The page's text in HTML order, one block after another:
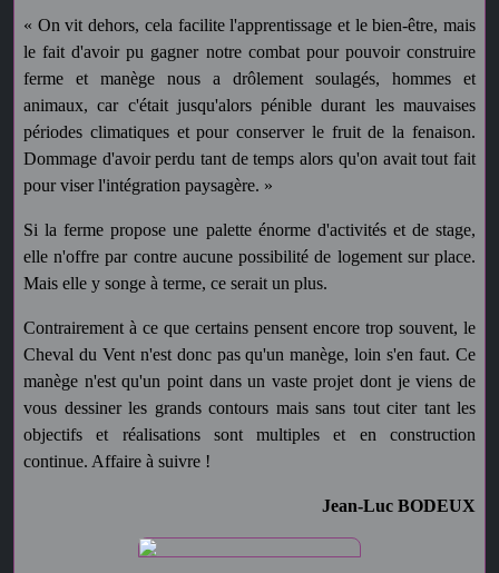
« On vit dehors, cela facilite l'apprentissage et le bien-être, mais
le fait d'avoir pu gagner notre combat pour pouvoir construire
ferme et manège nous a drôlement soulagés, hommes et
animaux, car c'était jusqu'alors pénible durant les mauvaises
périodes climatiques et pour conserver le fruit de la fenaison.
Dommage d'avoir perdu tant de temps alors qu'on avait tout fait
pour viser l'intégration paysagère. »
Si la ferme propose une palette énorme d'activités et de stage,
elle n'offre par contre aucune possibilité de logement sur place.
Mais elle y songe à terme, ce serait un plus.
Contrairement à ce que certains pensent encore trop souvent, le
Cheval du Vent n'est donc pas qu'un manège, loin s'en faut. Ce
manège n'est qu'un point dans un vaste projet dont je viens de
vous dessiner les grands contours mais sans tout citer tant les
objectifs et réalisations sont multiples et en construction
continue. Affaire à suivre !
Jean-Luc BODEUX